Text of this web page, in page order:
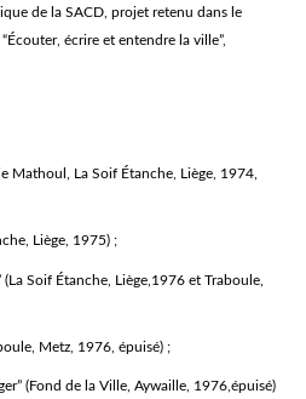
de la SACD, projet retenu dans le
écrire et entendre la ville”,
Mathoul, La Soif Étanche, Liège, 1974,
Liège, 1975) ;
(La Soif Étanche, Liège,1976 et Traboule,
Metz, 1976, épuisé) ;
(Fond de la Ville, Aywaille, 1976,épuisé)